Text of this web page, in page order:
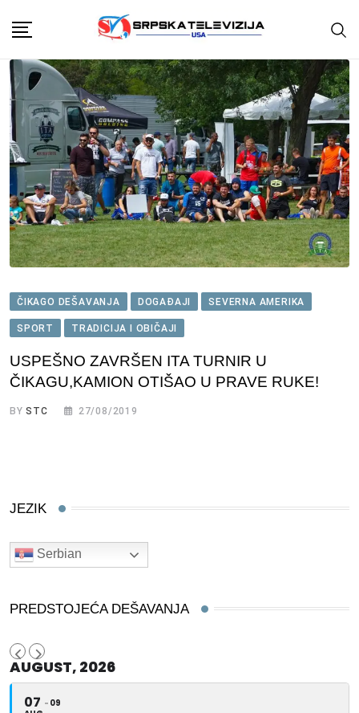
content
ČIKAGO DEŠAVANJA DOGAĐAJI SEVERNA AMERIKA
SPORT TRADICIJA I OBIČAJI
USPEŠNO ZAVRŠEN ITA TURNIR U
ČIKAGU,KAMION OTIŠAO U PRAVE RUKE!
BYSTC 27/08/2019
JEZIK
Serbian
PREDSTOJEĆA DEŠAVANJA
AUGUST, 2026
07 09